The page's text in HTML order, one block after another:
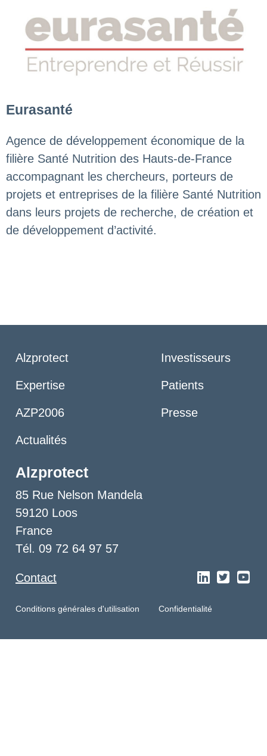
Eurasanté
Agence de développement économique de la
filière Santé Nutrition des Hauts-de-France
accompagnant les chercheurs, porteurs de
projets et entreprises de la filière Santé Nutrition
dans leurs projets de recherche, de création et
de développement d’activité.
Alzprotect
Expertise
AZP2006
Actualités
Investisseurs
Patients
Presse
Alzprotect
85 Rue Nelson Mandela
59120 Loos
France
Tél. 09 72 64 97 57
Contact
Conditions générales d'utilisation Confidentialité